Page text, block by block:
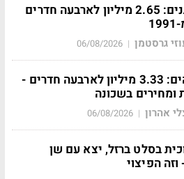
קריית גנים: 2.65 מיליון לארבעה חדרים
גרסטמן |
06/08/2026
פארק הים: 3.33 מיליון לארבעה חדרים -
ומחירים בשכונה
אהרון |
06/08/2026
בסלט ברזל, יצא עם שן
הפיצוי